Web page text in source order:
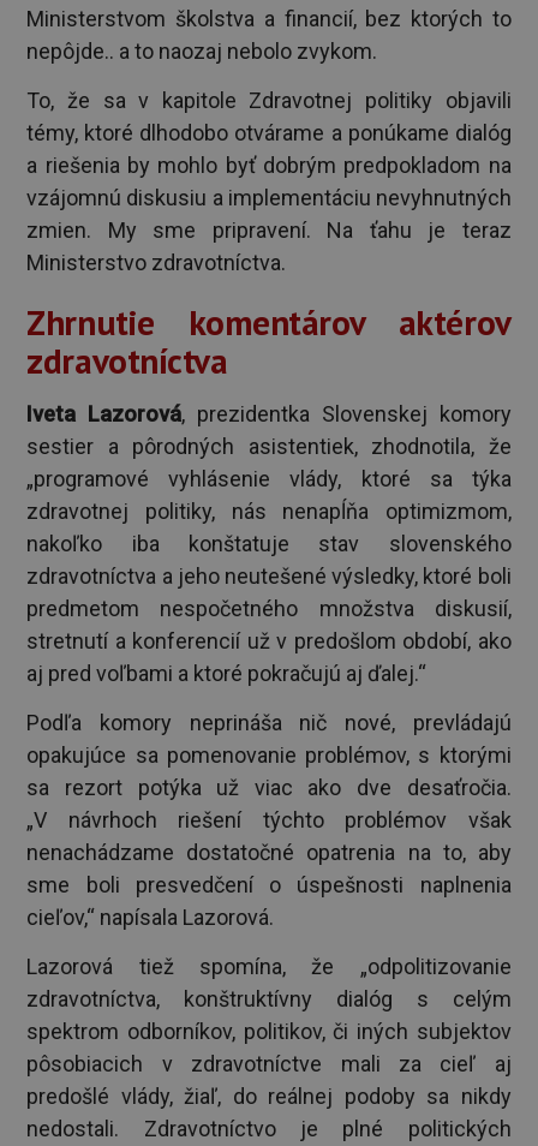
Ministerstvom školstva a financií, bez ktorých to
nepôjde.. a to naozaj nebolo zvykom.
To, že sa v kapitole Zdravotnej politiky objavili
témy, ktoré dlhodobo otvárame a ponúkame dialóg
a riešenia by mohlo byť dobrým predpokladom na
vzájomnú diskusiu a implementáciu nevyhnutných
zmien. My sme pripravení. Na ťahu je teraz
Ministerstvo zdravotníctva.
Zhrnutie komentárov aktérov
zdravotníctva
Iveta Lazorová, prezidentka Slovenskej komory
sestier a pôrodných asistentiek, zhodnotila, že
„programové vyhlásenie vlády, ktoré sa týka
zdravotnej politiky, nás nenapĺňa optimizmom,
nakoľko iba konštatuje stav slovenského
zdravotníctva a jeho neutešené výsledky, ktoré boli
predmetom nespočetného množstva diskusií,
stretnutí a konferencií už v predošlom období, ako
aj pred voľbami a ktoré pokračujú aj ďalej.“
Podľa komory neprináša nič nové, prevládajú
opakujúce sa pomenovanie problémov, s ktorými
sa rezort potýka už viac ako dve desaťročia.
„V návrhoch riešení týchto problémov však
nenachádzame dostatočné opatrenia na to, aby
sme boli presvedčení o úspešnosti naplnenia
cieľov,“ napísala Lazorová.
Lazorová tiež spomína, že „odpolitizovanie
zdravotníctva, konštruktívny dialóg s celým
spektrom odborníkov, politikov, či iných subjektov
pôsobiacich v zdravotníctve mali za cieľ aj
predošlé vlády, žiaľ, do reálnej podoby sa nikdy
nedostali. Zdravotníctvo je plné politických